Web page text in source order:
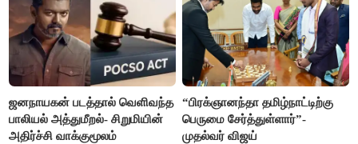
ஜனநாயகன் படத்தால் வெளிவந்த
பாலியல் அத்துமீறல்- சிறுமியின்
அதிர்ச்சி வாக்குமூலம்
“பிரக்ஞானந்தா தமிழ்நாட்டிற்கு
பெருமை சேர்த்துள்ளார்”-
முதல்வர் விஜய்